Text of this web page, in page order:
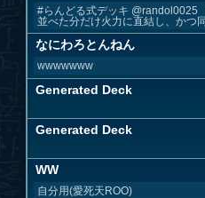
#らんどる式デッキ @randol0025
並べた分だけ火力に直結し、かつ
なにわろとんねん
wwwwwww
Generated Deck
Generated Deck
WW
自分用(愛死天ROO)